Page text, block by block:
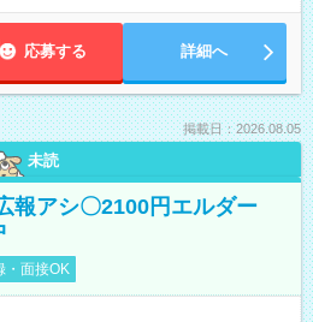
応募する 詳細へ
掲載日：2026.08.05
未読
報アシ〇2100円エルダー
・面接OK